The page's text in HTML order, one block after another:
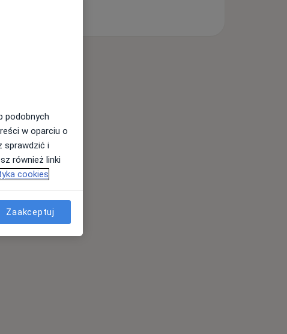
podobnych
w oparciu o
sprawdzić i
również linki
cookies
Zaakceptuj